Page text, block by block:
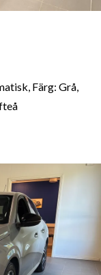
Färg: Grå,